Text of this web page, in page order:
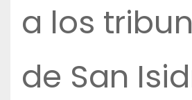
a los
de San